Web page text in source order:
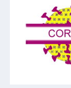
Gottesdienste
Infrastruktur
und
Versorgung